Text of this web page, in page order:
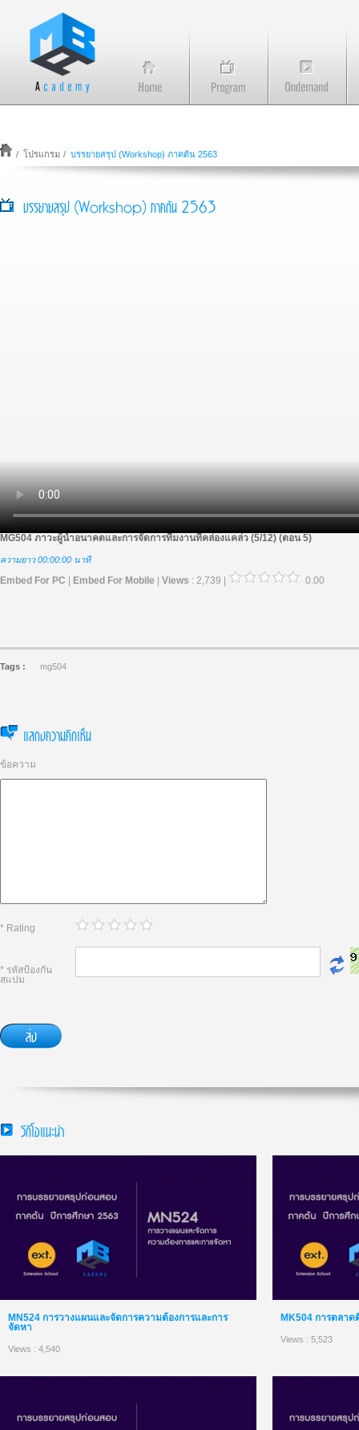
/ โปรแกรม / บรรยายสรุป (Workshop) ภาคต้น 2563
บรรยายสรุป (Workshop) ภาคต้น 2563
MG504 ภาวะผู้นำอนาคตและการจัดการทีมงานที่คล่องแคล่ว (5/12) (ตอน 5)
ความยาว 00:00:00 นาที
Embed For PC Embed For Mobile Views : 2,739 | 0.00
Tags : mg504
แสดงความคิดเห็น
ข้อความ
* Rating
* รหัสป้องกัน
สแปม
วีดีโอแนะนำ
MN524 การวางแผนและจัดการความต้องการและการ
จัดหา
Views : 4,540
MK504 การตลา
Views : 5,523